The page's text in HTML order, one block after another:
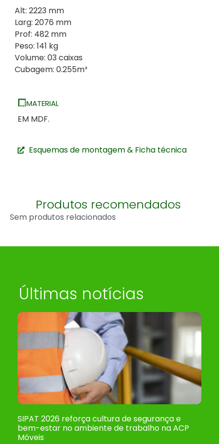
Alt: 2223 mm
Larg: 2076 mm
Prof: 482 mm
Peso: 141 kg
Volume: 03 caixas
Cubagem: 0.255m³
MATERIAL
EM MDF.
Esquemas de montagem & Ficha técnica
Produtos recomendados
Sem produtos relacionados
Últimas notícias
SIPAT 2026 reforça cultura de segurança e
bem-estar no ambiente de trabalho na ACP
Móveis